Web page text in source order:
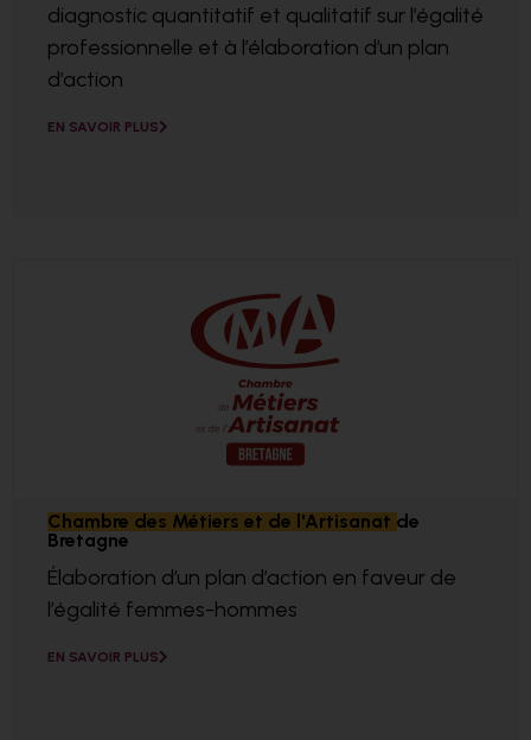
diagnostic quantitatif et qualitatif sur l’égalité
professionnelle et à l’élaboration d’un plan
d’action
EN SAVOIR PLUS
Chambre des Métiers et de l'Artisanat de
Bretagne
Élaboration d’un plan d’action en faveur de
l’égalité femmes-hommes
EN SAVOIR PLUS